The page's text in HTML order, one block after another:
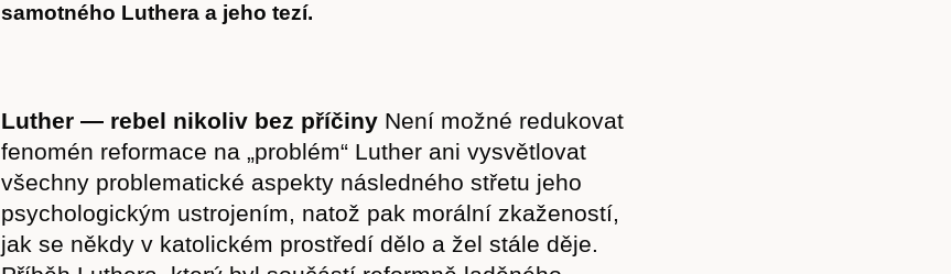
samotného Luthera a jeho tezí.
Luther — rebel nikoliv bez příčiny Není možné redukovat
fenomén reformace na „problém“ Luther ani vysvětlovat
všechny problematické aspekty následného střetu jeho
psychologickým ustrojením, natož pak morální zkažeností,
jak se někdy v katolickém prostředí dělo a žel stále děje.